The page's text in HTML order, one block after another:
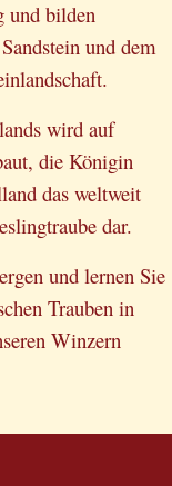
und bilden
und dem
wird auf
die Königin
das weltweit
dar.
und lernen Sie
Trauben in
Winzern